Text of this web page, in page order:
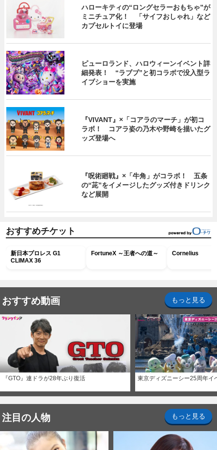
ハローキティの“ロングセラーおもちゃ”が
ミニチュア化！ 「サイフおしゃれ」など
カプセルトイに登場
ピューロランド、ハロウィーンイベント詳
細発表！ “ラブブ”と初コラボで没入型ラ
イブショーを実施
『VIVANT』×「コアラのマーチ」が初コ
ラボ！ コアラ姿の乃木や野崎を描いたグ
ッズ登場へ
『呪術廻戦』×「牛角」がコラボ！ 五条
の“茈”をイメージしたグッズ付きドリンク
など展開
おすすめチケット
新日本プロレス G1
CLIMAX 36
FortuneX ～王者への道～ Cornelius
おすすめ動画 もっと見る
『GTO』連ドラが28年ぶり復活 東京ディズニーシー25周年イ
注目の人物 もっと見る